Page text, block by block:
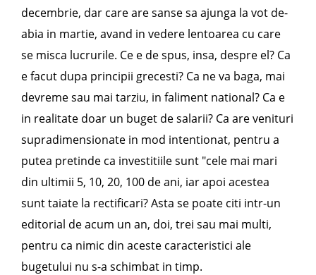
decembrie, dar care are sanse sa ajunga la vot de-
abia in martie, avand in vedere lentoarea cu care
se misca lucrurile. Ce e de spus, insa, despre el? Ca
e facut dupa principii grecesti? Ca ne va baga, mai
devreme sau mai tarziu, in faliment national? Ca e
in realitate doar un buget de salarii? Ca are venituri
supradimensionate in mod intentionat, pentru a
putea pretinde ca investitiile sunt "cele mai mari
din ultimii 5, 10, 20, 100 de ani, iar apoi acestea
sunt taiate la rectificari? Asta se poate citi intr-un
editorial de acum un an, doi, trei sau mai multi,
pentru ca nimic din aceste caracteristici ale
bugetului nu s-a schimbat in timp.